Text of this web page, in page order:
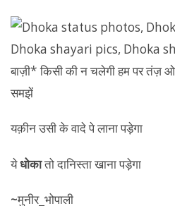
यक़ीन उसी के वादे पे लाना पड़ेगा
येधोकातो दानिस्ता खाना पड़ेगा
~मुनीर_भोपाली